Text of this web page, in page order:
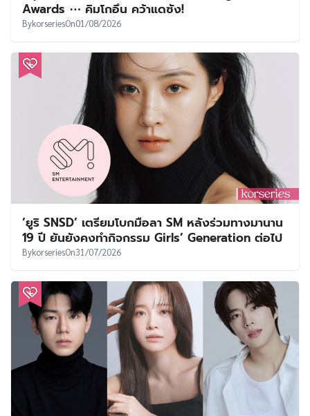
Awards ⋯ คิมโกอึน คว้าแดซัง!
BykorseriesOn01/08/2026
‘ยูริ SNSD’ เตรียมโบกมือลา SM หลังร่วมทางมานาน
19 ปี ยันยังคงทำกิจกรรม Girls’ Generation ต่อไป
BykorseriesOn31/07/2026